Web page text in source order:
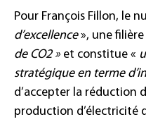
Pour François Fillon, le
d’excellence», une filière
de CO2 » et constitue «
stratégique en terme
d’accepter la réduction
production d’électricité